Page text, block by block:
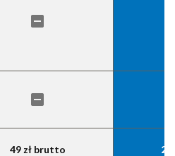
49 zł brutto